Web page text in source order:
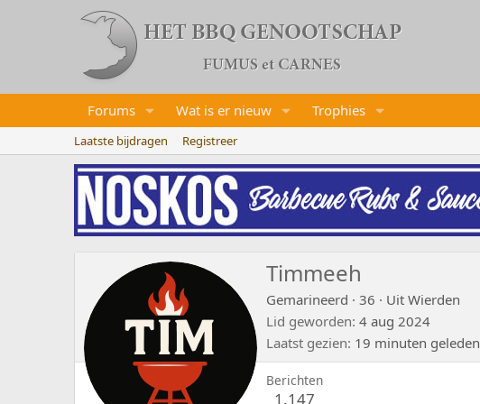
Forums Wat is er nieuw Trophies
Laatste bijdragen Registreer
Timmeeh
Gemarineerd · 36 · Uit Wierden
Lid geworden 4 aug 2024
Laatst gezien 19 minuten geleden
Berichten
1.147